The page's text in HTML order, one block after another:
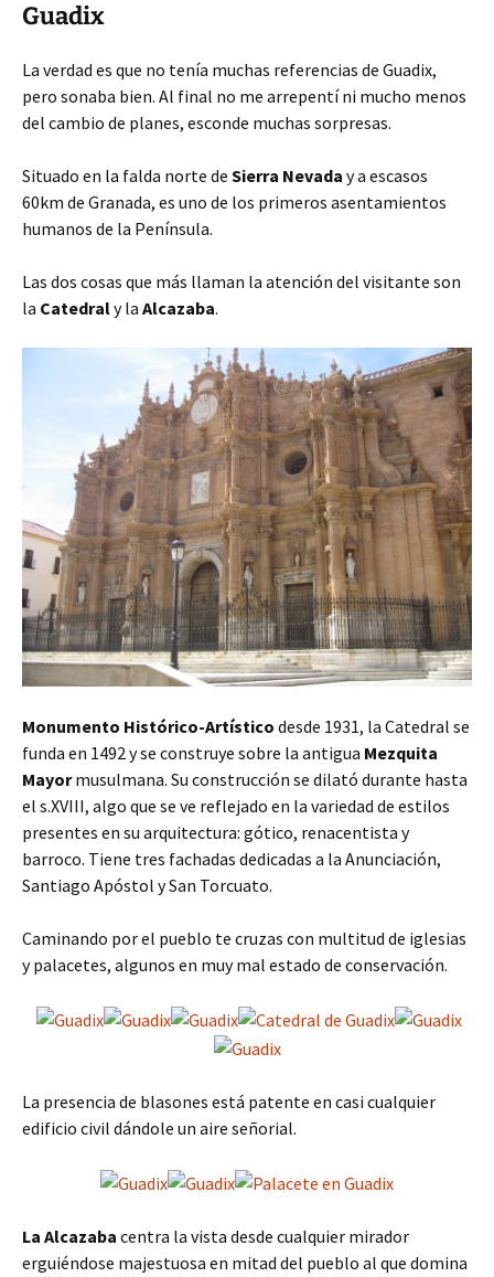
Guadix
La verdad es que no tenía muchas referencias de Guadix,
pero sonaba bien. Al final no me arrepentí ni mucho menos
del cambio de planes, esconde muchas sorpresas.
Situado en la falda norte de Sierra Nevada y a escasos
60km de Granada, es uno de los primeros asentamientos
humanos de la Península.
Las dos cosas que más llaman la atención del visitante son
la Catedraly la Alcazaba.
Monumento Histórico-Artístico desde 1931, la Catedral se
funda en 1492 y se construye sobre la antigua Mezquita
Mayormusulmana. Su construcción se dilató durante hasta
el s.XVIII, algo que se ve reflejado en la variedad de estilos
presentes en su arquitectura: gótico, renacentista y
barroco. Tiene tres fachadas dedicadas a la Anunciación,
Santiago Apóstol y San Torcuato.
Caminando por el pueblo te cruzas con multitud de iglesias
y palacetes, algunos en muy mal estado de conservación.
La presencia de blasones está patente en casi cualquier
edificio civil dándole un aire señorial.
La Alcazaba centra la vista desde cualquier mirador
erguiéndose majestuosa en mitad del pueblo al que domina